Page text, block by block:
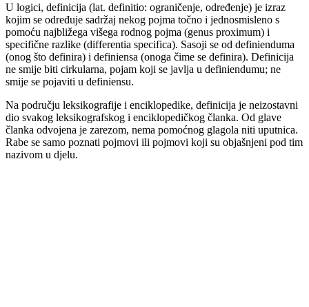
U logici, definicija (lat. definitio: ograničenje, određenje) je izraz
kojim se određuje sadržaj nekog pojma točno i jednosmisleno s
pomoću najbližega višega rodnog pojma (genus proximum) i
specifične razlike (differentia specifica). Sasoji se od definienduma
(onog što definira) i definiensa (onoga čime se definira). Definicija
ne smije biti cirkularna, pojam koji se javlja u definiendumu; ne
smije se pojaviti u definiensu.
Na području leksikografije i enciklopedike, definicija je neizostavni
dio svakog leksikografskog i enciklopedičkog članka. Od glave
članka odvojena je zarezom, nema pomoćnog glagola niti uputnica.
Rabe se samo poznati pojmovi ili pojmovi koji su objašnjeni pod tim
nazivom u djelu.